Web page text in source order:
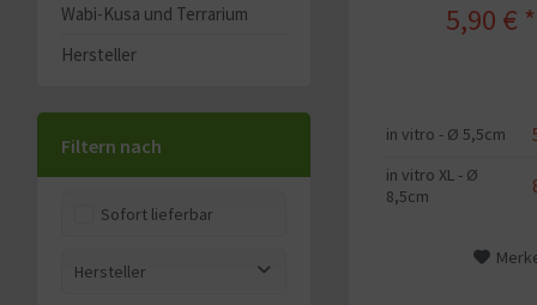
Wabi-Kusa und Terrarium
Hersteller
Filtern nach
Sofort lieferbar
Hersteller
5,90 € *
in vitro - Ø 5,5cm
in vitro XL - Ø
8,5cm